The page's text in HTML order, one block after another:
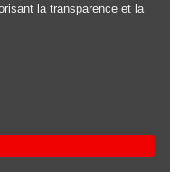
la transparence et la